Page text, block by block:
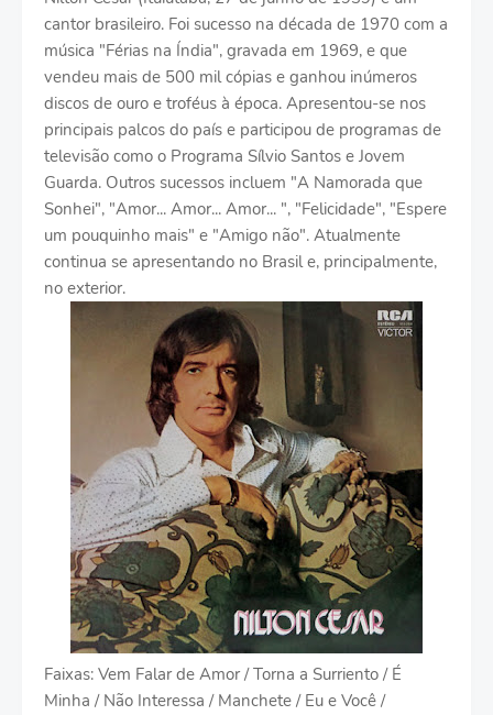
cantor brasileiro. Foi sucesso na década de 1970 com a
música "Férias na Índia", gravada em 1969, e que
vendeu mais de 500 mil cópias e ganhou inúmeros
discos de ouro e troféus à época. Apresentou-se nos
principais palcos do país e participou de programas de
televisão como o Programa Sílvio Santos e Jovem
Guarda. Outros sucessos incluem "A Namorada que
Sonhei", "Amor... Amor... Amor... ", "Felicidade", "Espere
um pouquinho mais" e "Amigo não". Atualmente
continua se apresentando no Brasil e, principalmente,
no exterior.
Faixas: Vem Falar de Amor / Torna a Surriento / É
Minha / Não Interessa / Manchete / Eu e Você /